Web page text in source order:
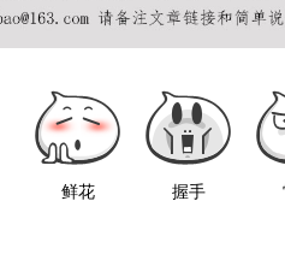
鲜花 握手